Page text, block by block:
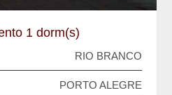
1 dorm(s)
RIO BRANCO
PORTO ALEGRE